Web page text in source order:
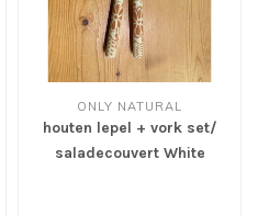
ONLY NATURAL
houten lepel + vork set/
saladecouvert White